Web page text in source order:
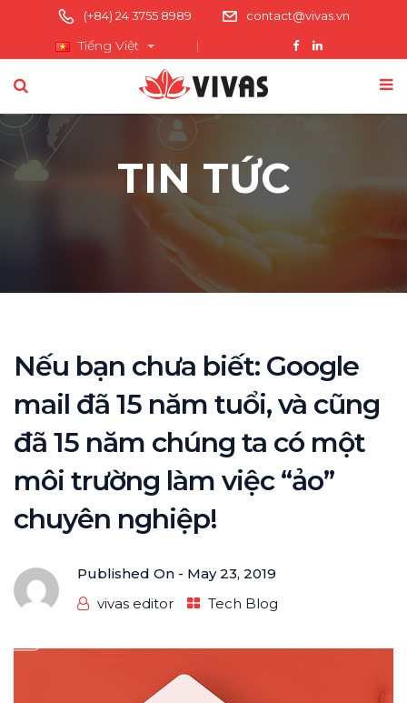
(+84) 24 3755 8989 contact@vivas.vn
Tiếng Việt
TIN TỨC
Nếu bạn chưa biết: Google
mail đã 15 năm tuổi, và cũng
đã 15 năm chúng ta có một
môi trường làm việc “ảo”
chuyên nghiệp!
Published On - May 23, 2019
vivas editor
Tech Blog